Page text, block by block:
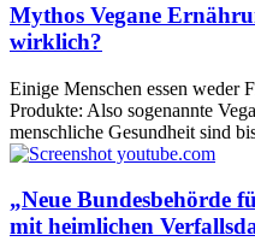
Mythos Vegane
wirklich?
Einige Menschen essen weder
Produkte: Also sogenannte
menschliche Gesundheit sind
„Neue Bundesbehörde
mit heimlichen